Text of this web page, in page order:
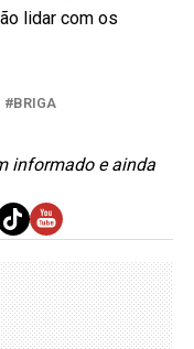
lidar com os
BRIGA
informado e ainda